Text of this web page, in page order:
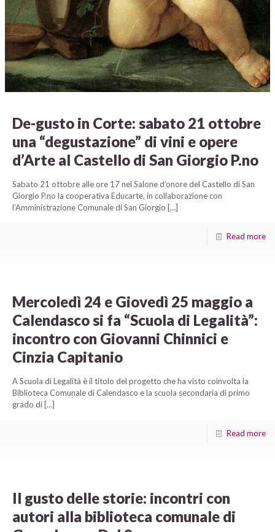
De-gusto in Corte: sabato 21 ottobre
una “degustazione” di vini e opere
d’Arte al Castello di San Giorgio P.no
Sabato 21 ottobre alle ore 17 nel Salone d’onore del Castello di San
Giorgio P.no la cooperativa Educarte, in collaborazione con
l’Amministrazione Comunale di San Giorgio […]
Read more
Mercoledì 24 e Giovedì 25 maggio a
Calendasco si fa “Scuola di Legalità”:
incontro con Giovanni Chinnici e
Cinzia Capitanio
A Scuola di Legalità è il titolo del progetto che ha visto coinvolta la
Biblioteca Comunale di Calendasco e la scuola secondaria di primo
grado di […]
Read more
Il gusto delle storie: incontri con
autori alla biblioteca comunale di